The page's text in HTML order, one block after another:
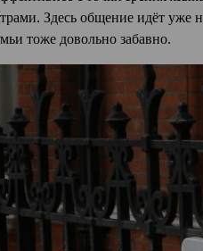
Здесь общение идёт
тоже довольно забавно.